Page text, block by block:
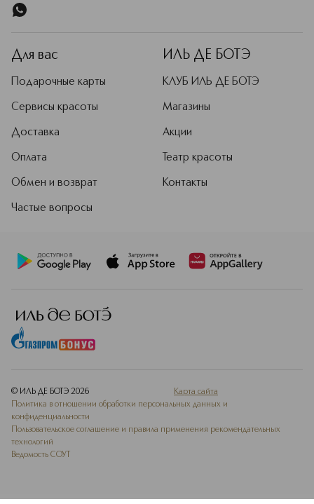
Для вас
Подарочные карты
Сервисы красоты
Доставка
Оплата
Обмен и возврат
Частые вопросы
ИЛЬ ДЕ БОТЭ
КЛУБ ИЛЬ ДЕ БОТЭ
Магазины
Акции
Театр красоты
Контакты
© ИЛЬ ДЕ БОТЭ 2026
Карта сайта
Политика в отношении обработки персональных данных и
конфиденциальности
Пользовательское соглашение и правила применения рекомендательных
технологий
Ведомость СОУТ